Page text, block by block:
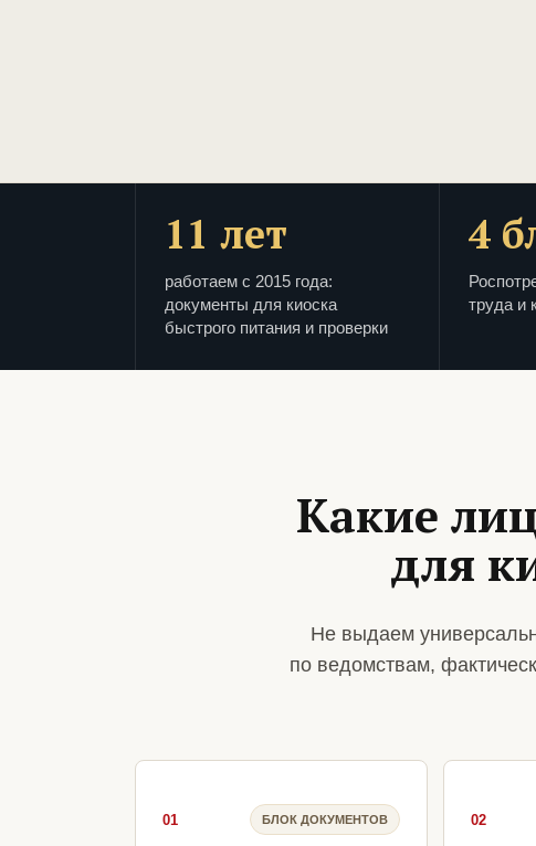
11 лет
работаем с 2015 года:
документы для киоска
быстрого питания и проверки
4
труда и
Какие
для
Не выдаем
по ведомствам,
01 БЛОК ДОКУМЕНТОВ 02